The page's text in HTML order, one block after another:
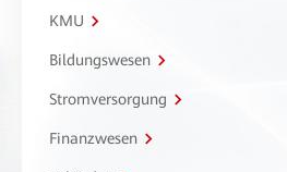
KMU
Bildungswesen
Stromversorgung
Finanzwesen